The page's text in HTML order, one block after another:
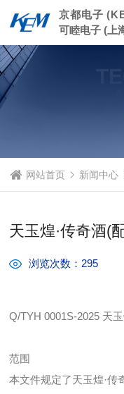
京都电子
可睦电子 (上
网站首页 新闻中心
天玉煌·传奇酒(
浏览次数：295
Q/TYH 0001S-2025 天
范围
本文件规定了天玉煌·传